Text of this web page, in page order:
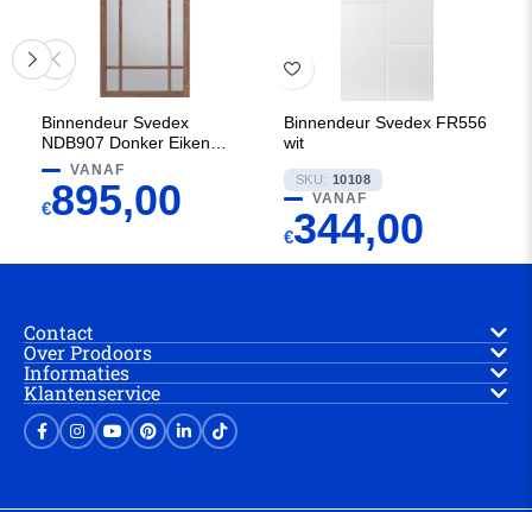
Binnendeur Svedex
NDB907 Donker Eiken met
Brons glas
VANAF
€895,00
Binnendeur Svedex FR556
wit
SKU: 10108
VANAF
€344,00
Contact
Over Prodoors
Informaties
Klantenservice